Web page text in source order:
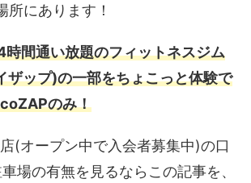
所にあります！
間通い放題のフィットネスジム
ザップ)の一部をちょこっと体験で
のみ！
(オープン中で入会者募集中)の口
場の有無を見るならこの記事を、